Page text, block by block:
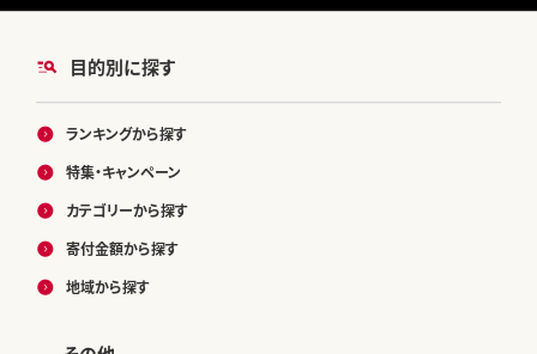
目的別に探す
ランキングから探す
特集・キャンペーン
カテゴリーから探す
寄付金額から探す
地域から探す